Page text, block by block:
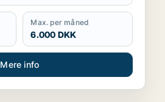
Max. per måned
6.000 DKK
Mere info